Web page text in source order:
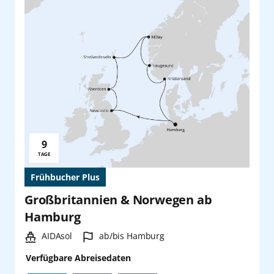
Frühbucher Plus
Großbritannien & Norwegen ab
Hamburg
Schiff:
AIDAsol Hafen:
ab/bis Hamburg
Verfügbare Abreisedaten
Reisedauer:
9
TAGE